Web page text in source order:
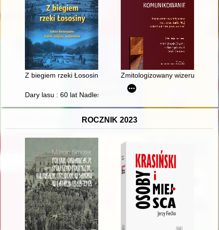
Z biegiem rzeki Łososiny : szkice historyczne : ludzie, miejsca,
Zmitologizowany wizerunek
Dary lasu : 60 lat Nadleśnictwa Drawsko
ROCZNIK 2023